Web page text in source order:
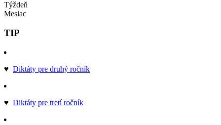
Týždeň
Mesiac
TIP
♥ Diktáty pre druhý ročník
♥ Diktáty pre tretí ročník